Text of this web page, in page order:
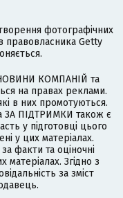
фотографічних
правовласника Getty
НОВИНИ КОМПАНІЙ та
на правах реклами.
в них промотуються.
ЗА ПІДТРИМКИ також є
у підготовці цього
у цих матеріалах.
факти та оціночні
Згідно з
за зміст